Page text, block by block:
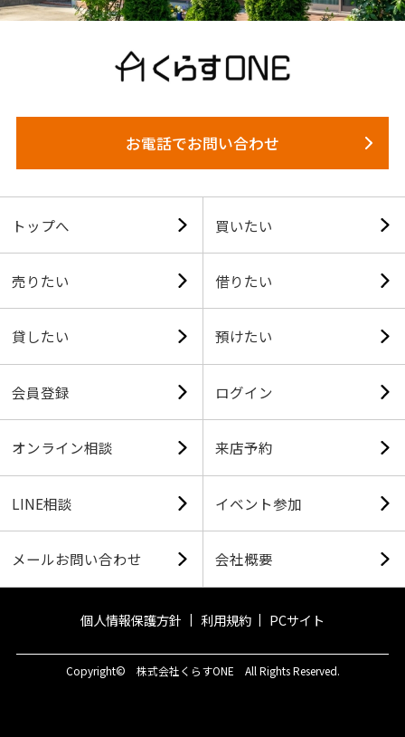
お電話でお問い合わせ
トップへ 買いたい
売りたい 借りたい
貸したい 預けたい
会員登録 ログイン
オンライン相談 来店予約
LINE相談 イベント参加
メールお問い合わせ 会社概要
個人情報保護方針 利用規約 PCサイト
Copyright© 株式会社くらすONE All Rights Reserved.